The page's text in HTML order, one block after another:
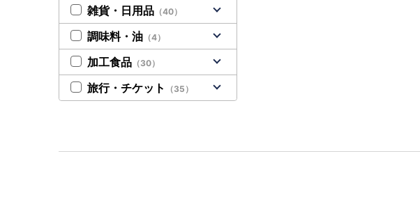
雑貨・日用品 （40）
調味料・油 （4）
加工食品 （30）
旅行・チケット （35）